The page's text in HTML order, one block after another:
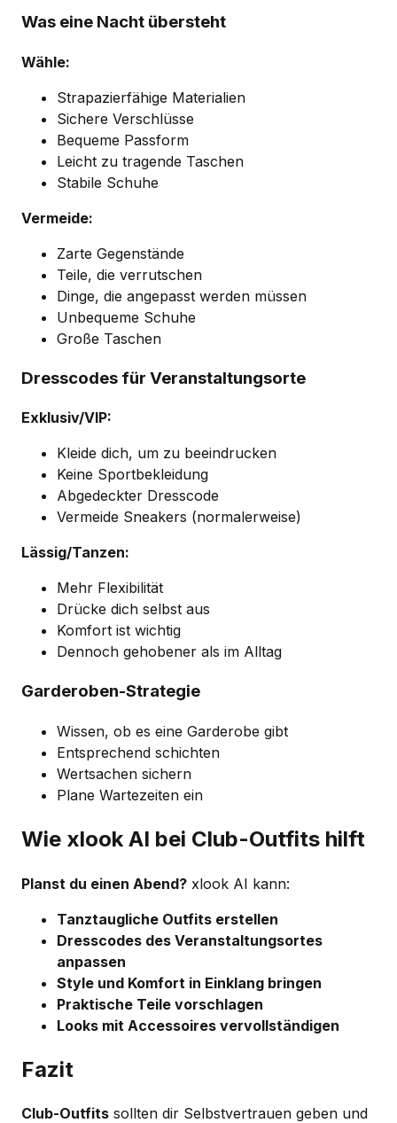
Was eine Nacht übersteht
Wähle:
Strapazierfähige Materialien
Sichere Verschlüsse
Bequeme Passform
Leicht zu tragende Taschen
Stabile Schuhe
Vermeide:
Zarte Gegenstände
Teile, die verrutschen
Dinge, die angepasst werden müssen
Unbequeme Schuhe
Große Taschen
Dresscodes für Veranstaltungsorte
Exklusiv/VIP:
Kleide dich, um zu beeindrucken
Keine Sportbekleidung
Abgedeckter Dresscode
Vermeide Sneakers (normalerweise)
Lässig/Tanzen:
Mehr Flexibilität
Drücke dich selbst aus
Komfort ist wichtig
Dennoch gehobener als im Alltag
Garderoben-Strategie
Wissen, ob es eine Garderobe gibt
Entsprechend schichten
Wertsachen sichern
Plane Wartezeiten ein
Wie xlook AI bei Club-Outfits hilft
Planst du einen Abend? xlook AI kann:
Tanztaugliche Outfits erstellen
Dresscodes des Veranstaltungsortes
anpassen
Style und Komfort in Einklang bringen
Praktische Teile vorschlagen
Looks mit Accessoires vervollständigen
Fazit
Club-Outfits sollten dir Selbstvertrauen geben und